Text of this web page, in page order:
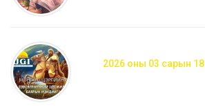
2026 оны 03 сарын 18